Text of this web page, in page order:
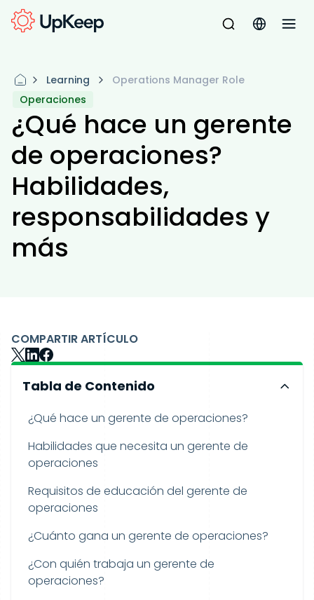
Learning
Operations Manager Role
Operaciones
¿Qué hace un gerente
de operaciones?
Habilidades,
responsabilidades y
más
COMPARTIR ARTÍCULO
Tabla de Contenido
¿Qué hace un gerente de operaciones?
Habilidades que necesita un gerente de
operaciones
Requisitos de educación del gerente de
operaciones
¿Cuánto gana un gerente de operaciones?
¿Con quién trabaja un gerente de
operaciones?